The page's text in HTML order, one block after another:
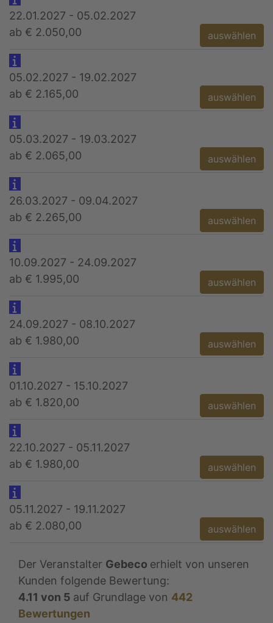
22.01.2027 - 05.02.2027
ab € 2.050,00
auswählen
05.02.2027 - 19.02.2027
ab € 2.165,00
auswählen
05.03.2027 - 19.03.2027
ab € 2.065,00
auswählen
26.03.2027 - 09.04.2027
ab € 2.265,00
auswählen
10.09.2027 - 24.09.2027
ab € 1.995,00
auswählen
24.09.2027 - 08.10.2027
ab € 1.980,00
auswählen
01.10.2027 - 15.10.2027
ab € 1.820,00
auswählen
22.10.2027 - 05.11.2027
ab € 1.980,00
auswählen
05.11.2027 - 19.11.2027
ab € 2.080,00
auswählen
Der Veranstalter Gebeco erhielt von unseren
Kunden folgende Bewertung:
4.11 von 5 auf Grundlage von 442
Bewertungen